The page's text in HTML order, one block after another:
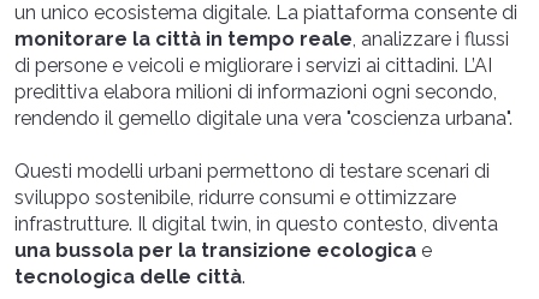
un unico ecosistema digitale. La piattaforma consente di
monitorare la città in tempo reale, analizzare i flussi
di persone e veicoli e migliorare i servizi ai cittadini. L’AI
predittiva elabora milioni di informazioni ogni secondo,
rendendo il gemello digitale una vera "coscienza urbana".
Questi modelli urbani permettono di testare scenari di
sviluppo sostenibile, ridurre consumi e ottimizzare
infrastrutture. Il digital twin, in questo contesto, diventa
una bussola per la transizione ecologica e
tecnologica delle città.